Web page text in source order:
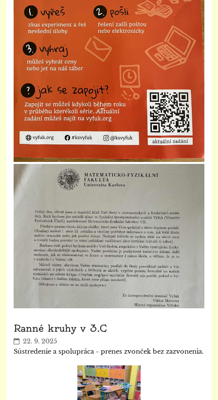
Ranné kruhy v 3.C
22. 9. 2025
Sústredenie a spolupráca - prenes zvonček bez zazvonenia.